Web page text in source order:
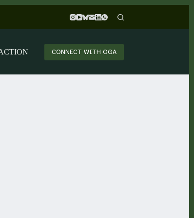
CONNECT WITH OGA